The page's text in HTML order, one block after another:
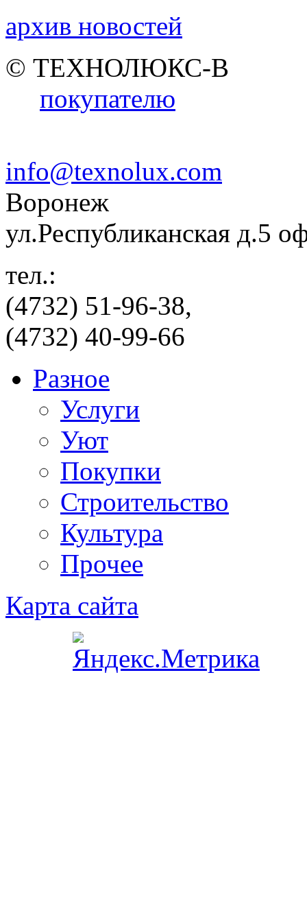
архив новостей
© ТЕХНОЛЮКС-В
покупателю
info@texnolux.com
Воронеж
ул.Республиканская д.5
тел.:
(4732) 51-96-38,
(4732) 40-99-66
Разное
Услуги
Уют
Покупки
Строительство
Культура
Прочее
Карта сайта